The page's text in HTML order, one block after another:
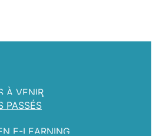
À VENIR
PASSÉS
E-LEARNING